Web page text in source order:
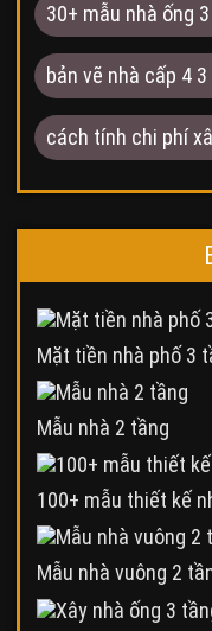
30+ mẫu nhà ống
bản vẽ nhà cấp 4
cách tính chi phí
Mặt tiền nhà phố 3
Mẫu nhà 2 tầng
100+ mẫu thiết kế
Mẫu nhà vuông 2